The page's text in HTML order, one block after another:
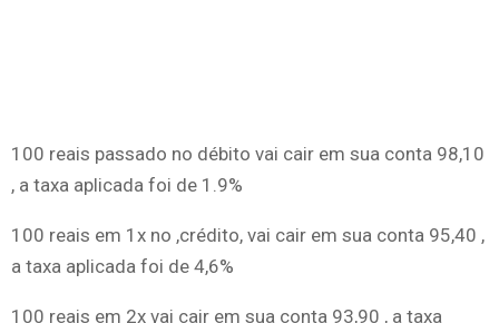
100 reais passado no débito vai cair em sua conta 98,10
, a taxa aplicada foi de 1.9%
100 reais em 1x no ,crédito, vai cair em sua conta 95,40 ,
a taxa aplicada foi de 4,6%
100 reais em 2x vai cair em sua conta 93,90 , a taxa